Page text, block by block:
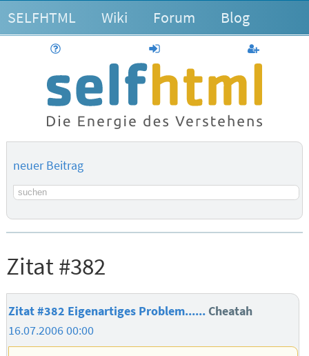
SELFHTML Wiki Forum Blog
anmelden
neuer Beitrag
Suchbegriff
Zitat #382
Zitat #382 Eigenartiges Problem...... Cheatah
16.07.2006 00:00